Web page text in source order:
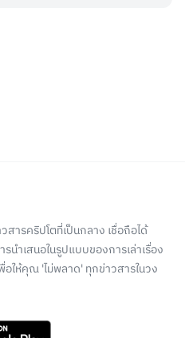
สารคริปโตที่เป็นกลาง เชื่อถือได้
นำเสนอในรูปแบบของการเล่าเรื่อง
อให้คุณ 'ไม่พลาด' ทุกข่าวสารในวง